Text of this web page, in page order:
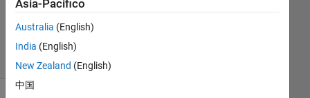
4 Lug 2024
24
Visualizzazioni
(30 giorni)
Asia-Pacifico
Australia (English)
India (English)
New Zealand (English)
中国